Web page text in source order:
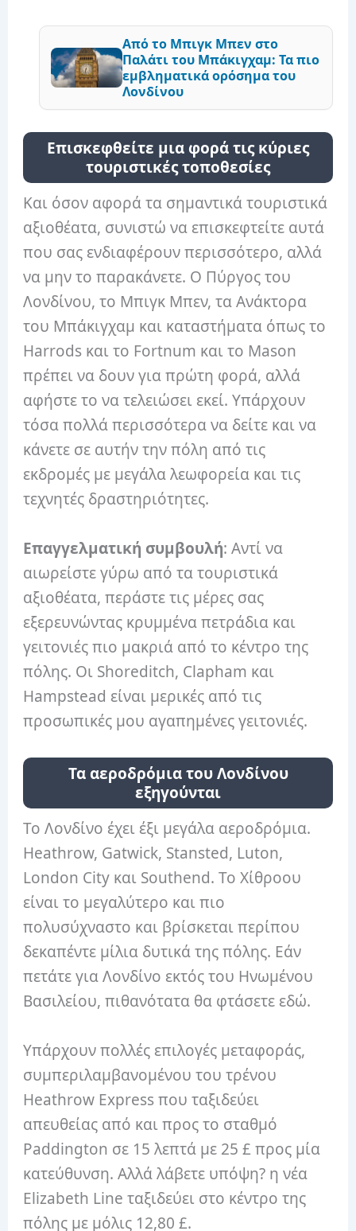
Από το Μπιγκ Μπεν στο
Παλάτι του Μπάκιγχαμ: Τα πιο
εμβληματικά ορόσημα του
Λονδίνου
Επισκεφθείτε μια φορά τις κύριες
τουριστικές τοποθεσίες
Και όσον αφορά τα σημαντικά τουριστικά
αξιοθέατα, συνιστώ να επισκεφτείτε αυτά
που σας ενδιαφέρουν περισσότερο, αλλά
να μην το παρακάνετε. Ο Πύργος του
Λονδίνου, το Μπιγκ Μπεν, τα Ανάκτορα
του Μπάκιγχαμ και καταστήματα όπως το
Harrods και το Fortnum και το Mason
πρέπει να δουν για πρώτη φορά, αλλά
αφήστε το να τελειώσει εκεί. Υπάρχουν
τόσα πολλά περισσότερα να δείτε και να
κάνετε σε αυτήν την πόλη από τις
εκδρομές με μεγάλα λεωφορεία και τις
τεχνητές δραστηριότητες.
Επαγγελματική συμβουλή: Αντί να
αιωρείστε γύρω από τα τουριστικά
αξιοθέατα, περάστε τις μέρες σας
εξερευνώντας κρυμμένα πετράδια και
γειτονιές πιο μακριά από το κέντρο της
πόλης. Οι Shoreditch, Clapham και
Hampstead είναι μερικές από τις
προσωπικές μου αγαπημένες γειτονιές.
Τα αεροδρόμια του Λονδίνου
εξηγούνται
Το Λονδίνο έχει έξι μεγάλα αεροδρόμια.
Heathrow, Gatwick, Stansted, Luton,
London City και Southend. Το Χίθροου
είναι το μεγαλύτερο και πιο
πολυσύχναστο και βρίσκεται περίπου
δεκαπέντε μίλια δυτικά της πόλης. Εάν
πετάτε για Λονδίνο εκτός του Ηνωμένου
Βασιλείου, πιθανότατα θα φτάσετε εδώ.
Υπάρχουν πολλές επιλογές μεταφοράς,
συμπεριλαμβανομένου του τρένου
Heathrow Express που ταξιδεύει
απευθείας από και προς το σταθμό
Paddington σε 15 λεπτά με 25 £ προς μία
κατεύθυνση. Αλλά λάβετε υπόψη? η νέα
Elizabeth Line ταξιδεύει στο κέντρο της
πόλης με μόλις 12,80 £.